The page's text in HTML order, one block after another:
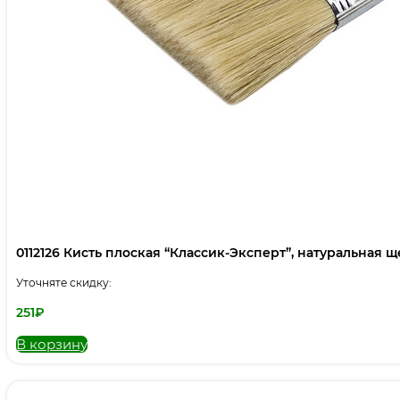
0112126 Кисть плоская “Классик-Эксперт”, натуральная
Уточняте скидку:
251₽
В корзину